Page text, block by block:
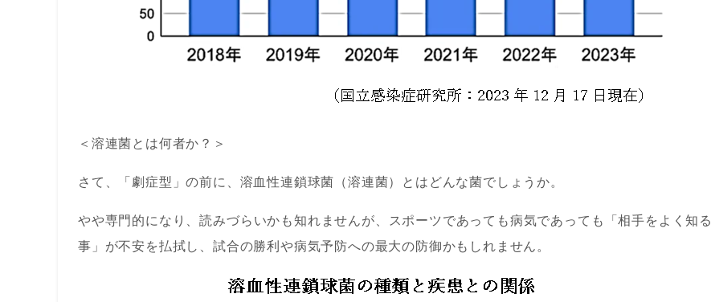
＜溶連菌とは何者か？＞
さて、「劇症型」の前に、溶血性連鎖球菌（溶連菌）とはどんな菌でしょうか。
やや専門的になり、読みづらいかも知れませんが、スポーツであっても病気であっても「相手をよく知る
事」が不安を払拭し、試合の勝利や病気予防への最大の防御かもしれません。